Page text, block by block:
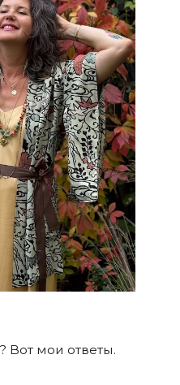
Вот мои ответы.